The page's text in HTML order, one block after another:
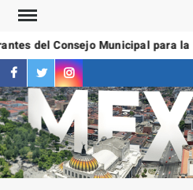
Saltar
contenido
del Consejo Municipal para la
facebook
twitterinstagram